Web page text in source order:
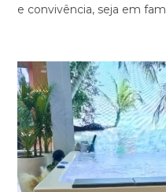
e convivência, seja em